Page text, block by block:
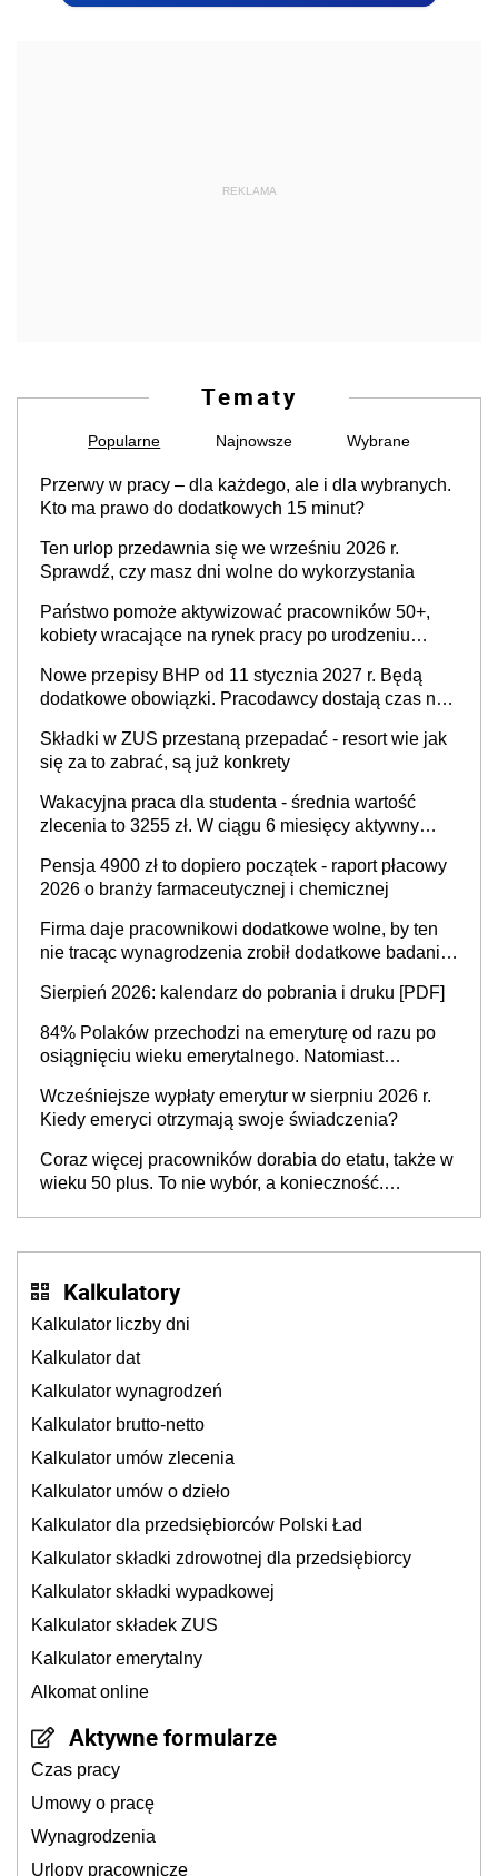
REKLAMA
Tematy
Popularne Najnowsze Wybrane
Przerwy w pracy – dla każdego, ale i dla wybranych.
Kto ma prawo do dodatkowych 15 minut?
Ten urlop przedawnia się we wrześniu 2026 r.
Sprawdź, czy masz dni wolne do wykorzystania
Państwo pomoże aktywizować pracowników 50+,
kobiety wracające na rynek pracy po urodzeniu
neuroatypowe. Powstanie Fundusz na rzecz
Inkluzywności w Zatrudnianiu?
Nowe przepisy BHP od 11 stycznia 2027 r. Będą
dodatkowe obowiązki. Pracodawcy dostają czas na
Składki w ZUS przestaną przepadać - resort wie jak
się za to zabrać, są już konkrety
Wakacyjna praca dla studenta - średnia wartość
zlecenia to 3255 zł. W ciągu 6 miesięcy aktywny
Pensja 4900 zł to dopiero początek - raport płacowy
2026 o branży farmaceutycznej i chemicznej
Firma daje pracownikowi dodatkowe wolne, by ten
nie tracąc wynagrodzenia zrobił dodatkowe badania.
Sierpień 2026: kalendarz do pobrania i druku [PDF]
84% Polaków przechodzi na emeryturę od razu po
osiągnięciu wieku emerytalnego. Natomiast
stanie? Pracownicy 45+ to siła napędowa
gospodarki
Wcześniejsze wypłaty emerytur w sierpniu 2026 r.
Kiedy emeryci otrzymają swoje świadczenia?
Coraz więcej pracowników dorabia do etatu, także w
wieku 50 plus. To nie wybór, a konieczność.
Kalkulatory
Kalkulator liczby dni
Kalkulator dat
Kalkulator wynagrodzeń
Kalkulator brutto-netto
Kalkulator umów zlecenia
Kalkulator umów o dzieło
Kalkulator dla przedsiębiorców Polski Ład
Kalkulator składki zdrowotnej dla przedsiębiorcy
Kalkulator składki wypadkowej
Kalkulator składek ZUS
Kalkulator emerytalny
Alkomat online
Aktywne formularze
Czas pracy
Umowy o pracę
Wynagrodzenia
Urlopy pracownicze